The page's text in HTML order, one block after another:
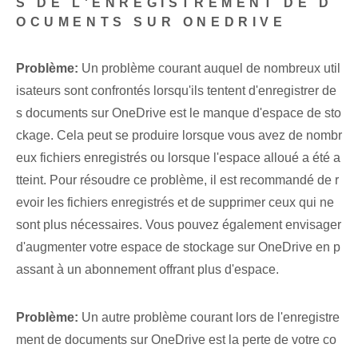
S DE L'ENREGISTREMENT DE D
OCUMENTS ‌SUR​ ONEDRIVE
Problème: Un problème courant auquel de nombreux util
isateurs sont confrontés lorsqu'ils tentent d'enregistrer de
s documents sur OneDrive est le manque d'espace de sto
ckage. Cela peut se produire‌ lorsque vous avez ⁤de nombr
eux fichiers⁢ enregistrés‍ ou lorsque l'espace alloué⁤ a été a
tteint. Pour résoudre ce problème, il est recommandé de r
evoir les fichiers enregistrés et de supprimer ceux qui ne
sont plus nécessaires. Vous pouvez également envisager
d'augmenter votre espace de stockage sur OneDrive en p
assant à un abonnement offrant plus d'espace.
Problème: Un autre problème courant lors de l'enregistre
ment de documents sur OneDrive est la perte de votre co